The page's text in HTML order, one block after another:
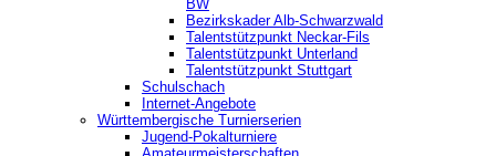
BW
Bezirkskader Alb-Schwarzwald
Talentstützpunkt Neckar-Fils
Talentstützpunkt Unterland
Talentstützpunkt Stuttgart
Schulschach
Internet-Angebote
Württembergische Turnierserien
Jugend-Pokalturniere